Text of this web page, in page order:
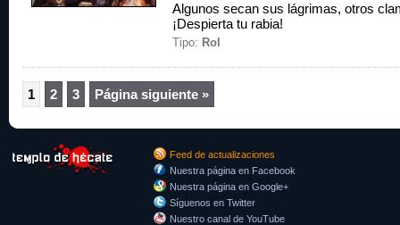
Algunos secan sus lágrimas, otros
¡Despierta tu rabia!
Tipo: Rol
1 2 3 Página siguiente »
Feed de actualizaciones
Nuestra página en Facebook
Nuestra página en Google+
Síguenos en Twitter
Nuestro canal de YouTube